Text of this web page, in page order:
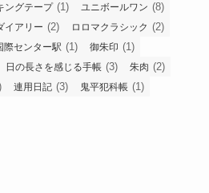
ングテープ(1) ユニボールワン (8)
イアリー (2) ロロマクラシック (2)
際センター駅 (1) 御朱印 (1)
日の長さを感じる手帳 (3) 朱肉 (2)
連用日記 (3) 鬼平犯科帳 (1)